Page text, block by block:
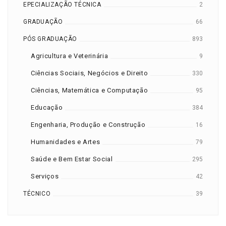
EPECIALIZAÇÃO TÉCNICA 2
GRADUAÇÃO 66
PÓS GRADUAÇÃO 893
Agricultura e Veterinária 9
Ciências Sociais, Negócios e Direito 330
Ciências, Matemática e Computação 95
Educação 384
Engenharia, Produção e Construção 16
Humanidades e Artes 79
Saúde e Bem Estar Social 295
Serviços 42
TÉCNICO 39